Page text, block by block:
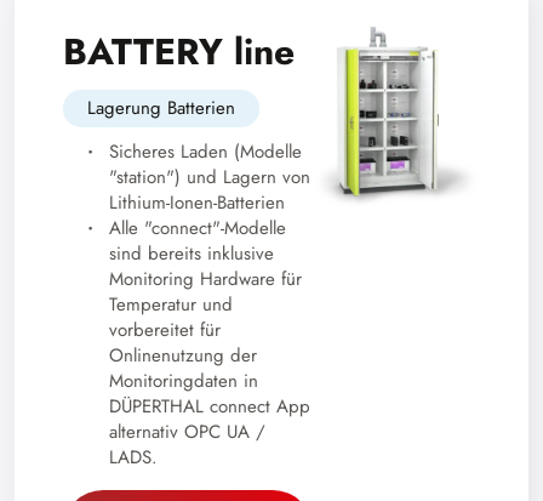
BATTERY line
Lagerung Batterien
Sicheres Laden (Modelle
"station") und Lagern von
Lithium-Ionen-Batterien
Alle "connect"-Modelle
sind bereits inklusive
Monitoring Hardware für
Temperatur und
vorbereitet für
Onlinenutzung der
Monitoringdaten in
DÜPERTHAL connect App
alternativ OPC UA /
LADS.